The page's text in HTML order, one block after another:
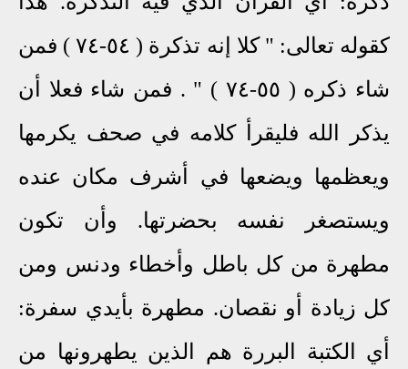
كقوله تعالى: " كلا إنه تذكرة ( ٥٤-٧٤ ) فمن
شاء ذكره ( ٥٥-٧٤ ) " . فمن شاء فعلا أن
يذكر الله فليقرأ كلامه في صحف يكرمها
ويعظمها ويضعها في أشرف مكان عنده
ويستصغر نفسه بحضرتها. وأن تكون
مطهرة من كل باطل وأخطاء ودنس ومن
كل زيادة أو نقصان. مطهرة بأيدي سفرة:
أي الكتبة البررة هم الذين يطهرونها من